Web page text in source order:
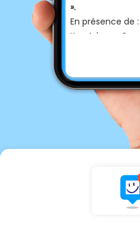
».
En présence de :
Kev Adams,
Pour réserver :
nos rêves - Film
Séances &
Vendredi 7
Accrobranche
lampe frontale,
06